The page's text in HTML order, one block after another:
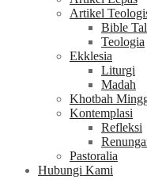
Artikel
Bible
Teologia
Ekklesia
Liturgi
Madah
Khotbah
Kontemplasi
Refleksi
Pastoralia
Hubungi Kami